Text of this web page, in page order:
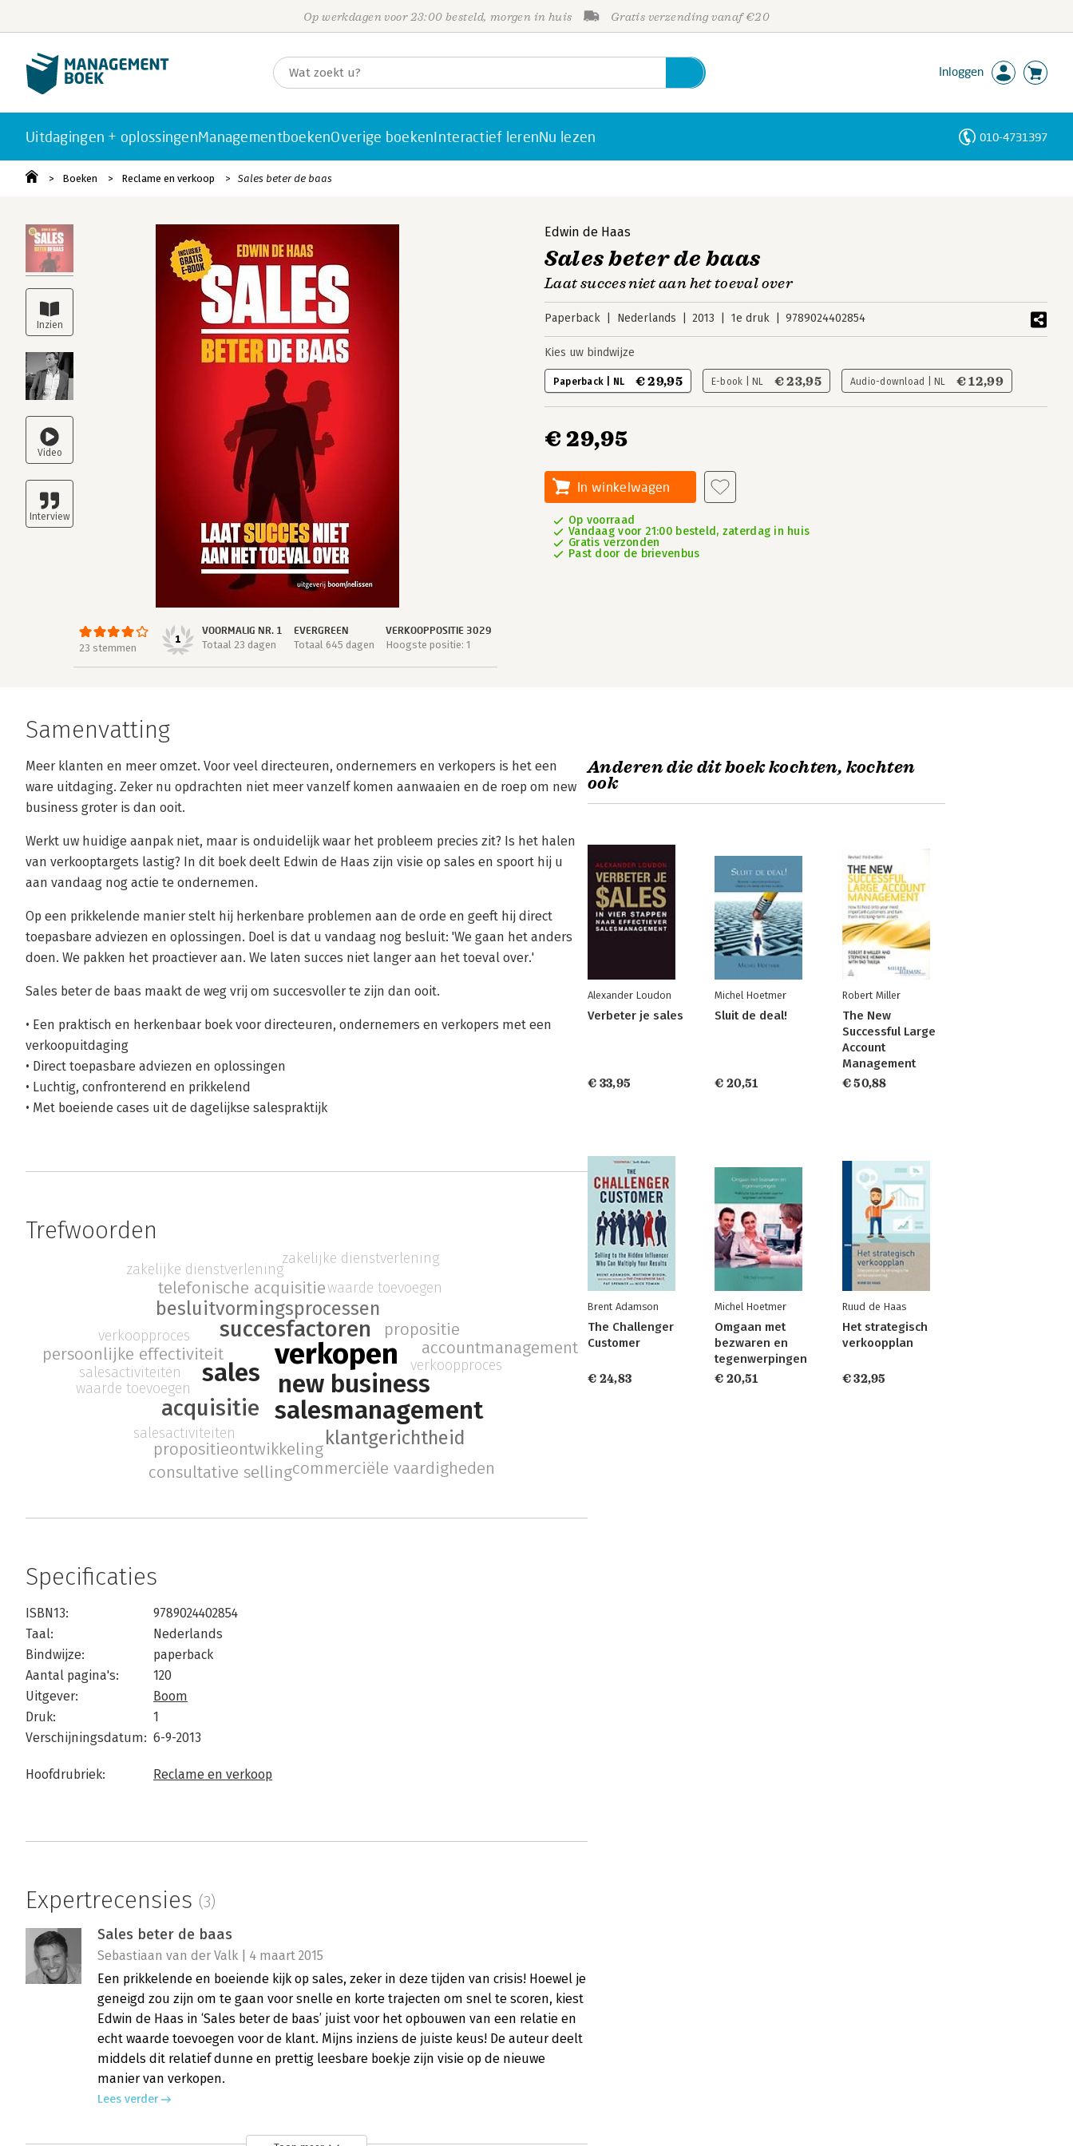
Op werkdagen voor 23:00 besteld, morgen in huis Gratis verzending vanaf €20
Inloggen
Uitdagingen + oplossingenManagementboekenOverige boekenInteractief lerenNu lezen 010-4731397
Boeken Reclame en verkoop Sales beter de baas
23 stemmen
1
VOORMALIG NR. 1
Totaal 23 dagen
EVERGREEN
Totaal 645 dagen
VERKOOPPOSITIE 3029
Hoogste positie: 1
Edwin de Haas
Sales beter de baas
Laat succes niet aan het toeval over
Paperback Nederlands 2013 1e druk 9789024402854
Kies uw bindwijze
Paperback | NL € 29,95 E-book | NL € 23,95 Audio-download | NL € 12,99
€ 29,95
In winkelwagen
Op voorraad
Vandaag voor 21:00 besteld, zaterdag in huis
Gratis verzonden
Past door de brievenbus
Samenvatting
Meer klanten en meer omzet. Voor veel directeuren, ondernemers en verkopers is het een
ware uitdaging. Zeker nu opdrachten niet meer vanzelf komen aanwaaien en de roep om new
business groter is dan ooit.
Werkt uw huidige aanpak niet, maar is onduidelijk waar het probleem precies zit? Is het halen
van verkooptargets lastig? In dit boek deelt Edwin de Haas zijn visie op sales en spoort hij u
aan vandaag nog actie te ondernemen.
Op een prikkelende manier stelt hij herkenbare problemen aan de orde en geeft hij direct
toepasbare adviezen en oplossingen. Doel is dat u vandaag nog besluit: 'We gaan het anders
doen. We pakken het proactiever aan. We laten succes niet langer aan het toeval over.'
Sales beter de baas maakt de weg vrij om succesvoller te zijn dan ooit.
• Een praktisch en herkenbaar boek voor directeuren, ondernemers en verkopers met een
verkoopuitdaging
• Direct toepasbare adviezen en oplossingen
• Luchtig, confronterend en prikkelend
• Met boeiende cases uit de dagelijkse salespraktijk
Trefwoorden
verkopen
new business
sales
salesmanagement
acquisitie
succesfactoren
besluitvormingsprocessen
klantgerichtheid
propositieontwikkeling
persoonlijke effectiviteit
propositie
telefonische acquisitie
commerciële vaardigheden
accountmanagement
consultative selling
verkoopproces
waarde toevoegen
zakelijke dienstverlening
salesactiviteiten
verkoopproces
waarde toevoegen
zakelijke dienstverlening
salesactiviteiten
Specificaties
ISBN13:
9789024402854
Taal:
Nederlands
Bindwijze:
paperback
Aantal pagina's:
120
Uitgever:
Boom
Druk:
1
Verschijningsdatum: 6-9-2013
Hoofdrubriek: Reclame en verkoop
Expertrecensies (3)
Sales beter de baas
Sebastiaan van der Valk | 4 maart 2015
Een prikkelende en boeiende kijk op sales, zeker in deze tijden van crisis! Hoewel je
geneigd zou zijn om te gaan voor snelle en korte trajecten om snel te scoren, kiest
Edwin de Haas in ‘Sales beter de baas’ juist voor het opbouwen van een relatie en
echt waarde toevoegen voor de klant. Mijns inziens de juiste keus! De auteur deelt
middels dit relatief dunne en prettig leesbare boekje zijn visie op de nieuwe
manier van verkopen.
Lees verder
Anderen die dit boek kochten, kochten
ook
Alexander Loudon
Verbeter je sales
€ 33,95
Michel Hoetmer
Sluit de deal!
€ 20,51
Robert Miller
The New
Successful Large
Account
Management
€ 50,88
Brent Adamson
The Challenger
Customer
€ 24,83
Michel Hoetmer
Omgaan met
bezwaren en
tegenwerpingen
€ 20,51
Ruud de Haas
Het strategisch
verkoopplan
€ 32,95
Personen